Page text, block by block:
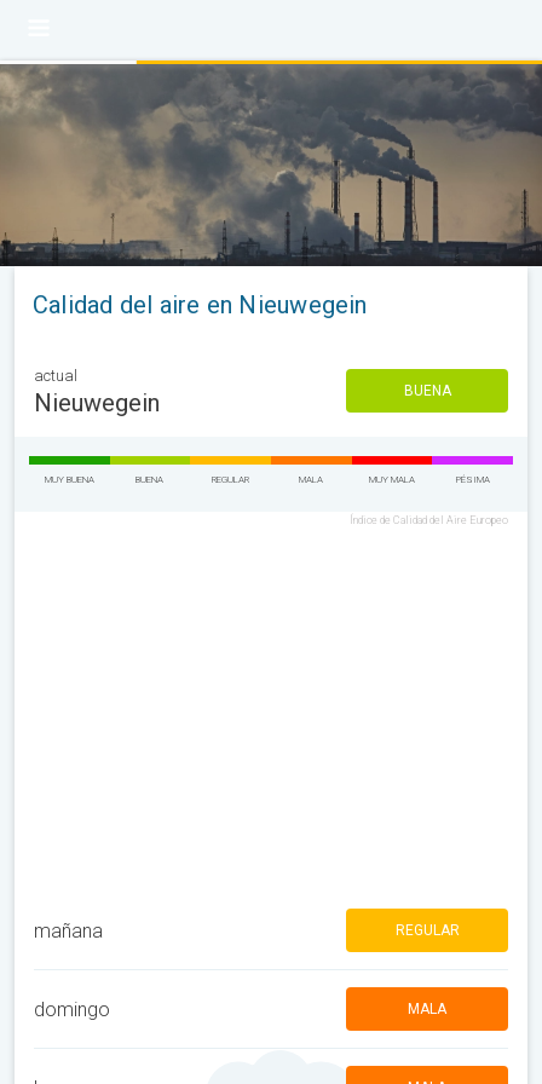
Calidad del aire en Nieuwegein
actual
Nieuwegein BUENA
MUY BUENA BUENA REGULAR MALA MUY MALA PÉSIMA
Índice de Calidad del Aire Europeo
mañana REGULAR
domingo MALA